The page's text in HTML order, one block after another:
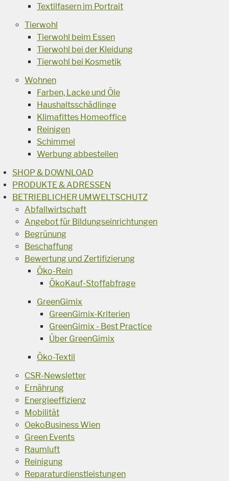
Textilfasern im Portrait
Tierwohl
Tierwohl beim Essen
Tierwohl bei der Kleidung
Tierwohl bei Kosmetik
Wohnen
Farben, Lacke und Öle
Haushaltsschädlinge
Klimafittes Homeoffice
Reinigen
Schimmel
Werbung abbestellen
SHOP & DOWNLOAD
PRODUKTE & ADRESSEN
BETRIEBLICHER UMWELTSCHUTZ
Abfallwirtschaft
Angebot für Bildungseinrichtungen
Begrünung
Beschaffung
Bewertung und Zertifizierung
Öko-Rein
ÖkoKauf-Stoffabfrage
GreenGimix
GreenGimix-Kriterien
GreenGimix - Best Practice
Über GreenGimix
Öko-Textil
CSR-Newsletter
Ernährung
Energieeffizienz
Mobilität
OekoBusiness Wien
Green Events
Raumluft
Reinigung
Reparaturdienstleistungen